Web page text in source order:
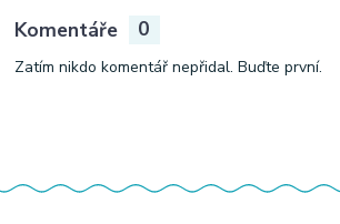
Komentáře 0
Zatím nikdo komentář nepřidal. Buďte první.